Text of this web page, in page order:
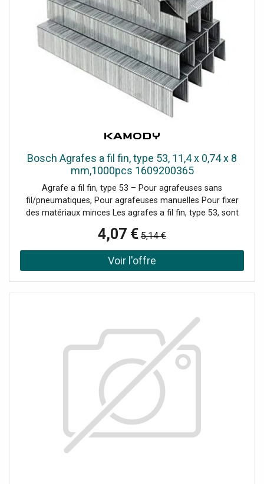
Bosch Agrafes a fil fin, type 53, 11,4 x 0,74 x 8
mm,1000pcs 1609200365
Agrafe a fil fin, type 53 – Pour agrafeuses sans
fil/pneumatiques, Pour agrafeuses manuelles Pour fixer
des matériaux minces Les agrafes a fil fin, type 53, sont
et professionnelles. Conçues pour les travaux dans de
nombreux matériaux minces tels que le textile, le carton,
les cagettes et les treillis Pour fixer des matériaux minces
Piranha, Rocagraf, Stanley, Skil, Wolfcraft>
4,07 € 5,14 €